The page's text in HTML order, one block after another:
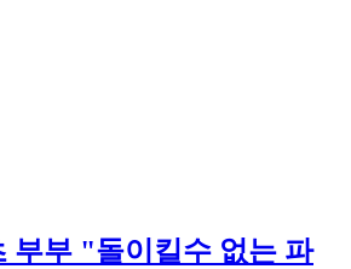
부부 "돌이킬수 없는 파